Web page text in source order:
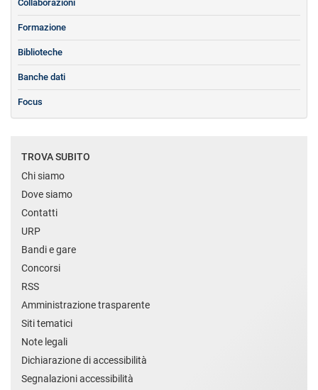
Collaborazioni
Formazione
Biblioteche
Banche dati
Focus
TROVA SUBITO
Chi siamo
Dove siamo
Contatti
URP
Bandi e gare
Concorsi
RSS
Amministrazione trasparente
Siti tematici
Note legali
Dichiarazione di accessibilità
Segnalazioni accessibilità